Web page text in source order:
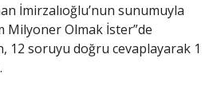
İmirzalıoğlu’nun sunumuyla
Milyoner Olmak İster”de
12 soruyu doğru cevaplayarak 1